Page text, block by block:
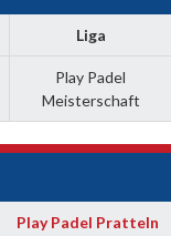
Liga
Play Padel
Meisterschaft
Play Padel Pratteln